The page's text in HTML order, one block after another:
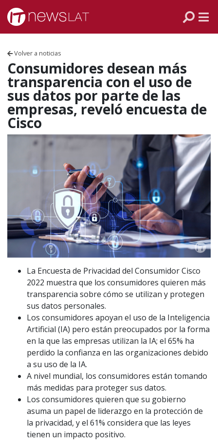
Skip to content
Volver a noticias
Consumidores desean más
transparencia con el uso de
sus datos por parte de las
empresas, reveló encuesta de
Cisco
La Encuesta de Privacidad del Consumidor Cisco
2022 muestra que los consumidores quieren más
transparencia sobre cómo se utilizan y protegen
sus datos personales.
Los consumidores apoyan el uso de la Inteligencia
Artificial (IA) pero están preocupados por la forma
en la que las empresas utilizan la IA; el 65% ha
perdido la confianza en las organizaciones debido
a su uso de la IA.
A nivel mundial, los consumidores están tomando
más medidas para proteger sus datos.
Los consumidores quieren que su gobierno
asuma un papel de liderazgo en la protección de
la privacidad, y el 61% considera que las leyes
tienen un impacto positivo.
VENEZUELA
ECUADOR
PERÚ
CHILE
ARGENTINA
MÉXICO